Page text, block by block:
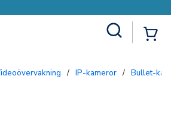
Videoövervakning / IP-kameror / Bullet-